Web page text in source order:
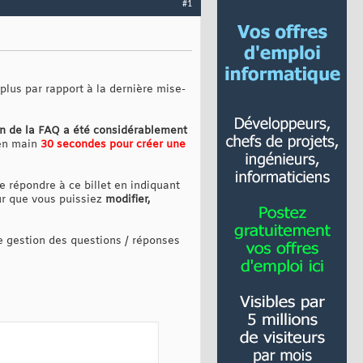
#1
par rapport à la dernière mise-
la FAQ a été considérablement
main 30 secondes pour créer une
répondre à ce billet en indiquant
que vous puissiez modifier,
des questions / réponses